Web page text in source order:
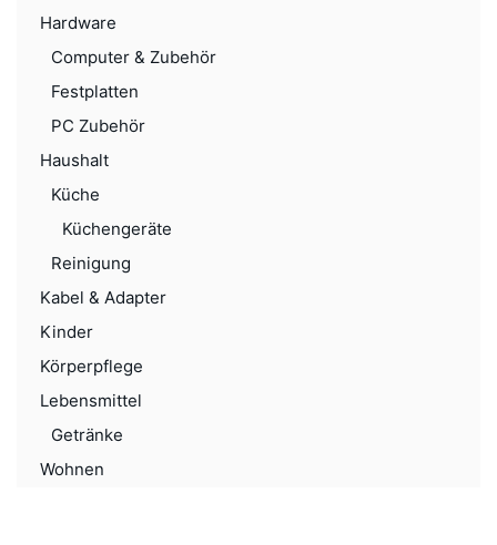
Hardware
Computer & Zubehör
Festplatten
PC Zubehör
Haushalt
Küche
Küchengeräte
Reinigung
Kabel & Adapter
Kinder
Körperpflege
Lebensmittel
Getränke
Wohnen